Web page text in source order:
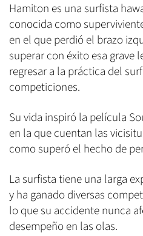
Hamiton es una surfista
conocida como
en el que perdió el brazo
superar con éxito esa grave
regresar a la práctica del
competiciones.
Su vida inspiró la película
en la que cuentan las
como superó el hecho de
La surfista tiene una larga
y ha ganado diversas
lo que su accidente nunca
desempeño en las olas.